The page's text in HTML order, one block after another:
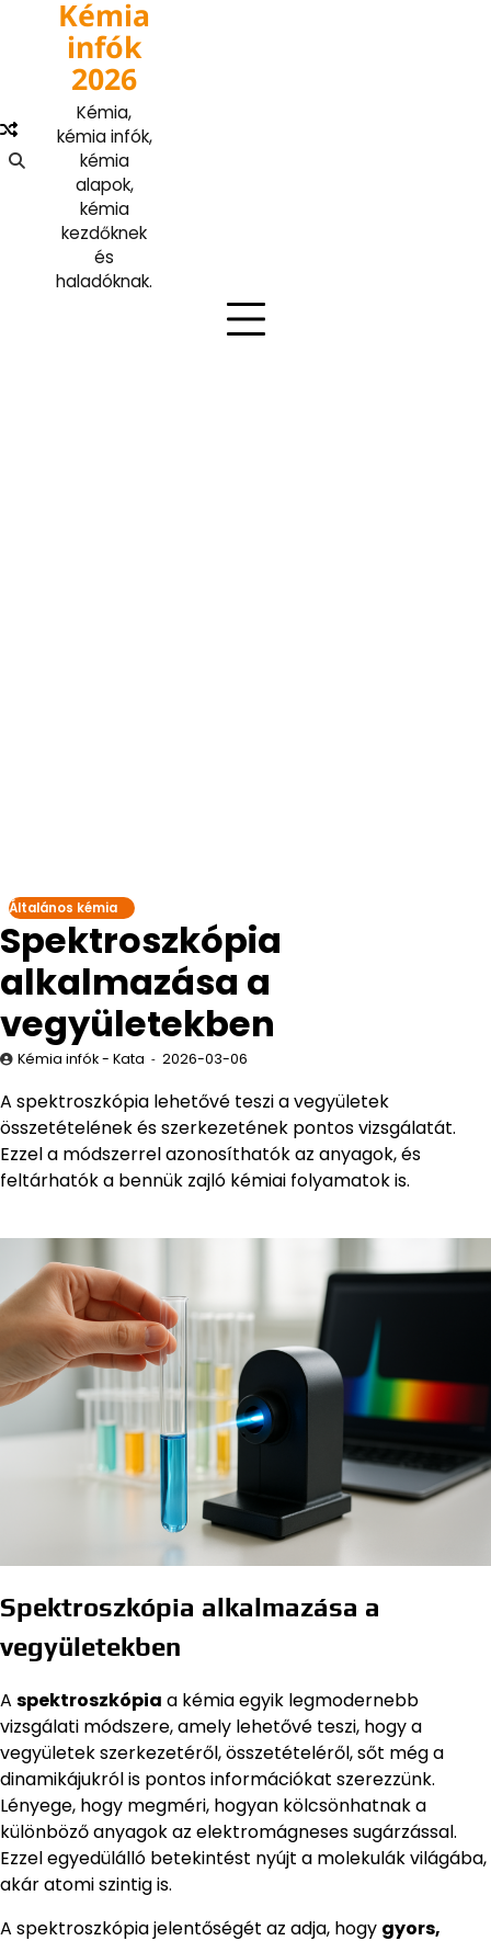
Kémia
infók
2026
Kémia,
kémia infók,
kémia
alapok,
kémia
kezdőknek
és
haladóknak.
Általános kémia
Spektroszkópia
alkalmazása a
vegyületekben
Kémia infók - Kata 2026-03-06
A spektroszkópia lehetővé teszi a vegyületek
összetételének és szerkezetének pontos vizsgálatát.
Ezzel a módszerrel azonosíthatók az anyagok, és
feltárhatók a bennük zajló kémiai folyamatok is.
Spektroszkópia alkalmazása a
vegyületekben
A spektroszkópia a kémia egyik legmodernebb
vizsgálati módszere, amely lehetővé teszi, hogy a
vegyületek szerkezetéről, összetételéről, sőt még a
dinamikájukról is pontos információkat szerezzünk.
Lényege, hogy megméri, hogyan kölcsönhatnak a
különböző anyagok az elektromágneses sugárzással.
Ezzel egyedülálló betekintést nyújt a molekulák világába,
akár atomi szintig is.
A spektroszkópia jelentőségét az adja, hogy gyors,